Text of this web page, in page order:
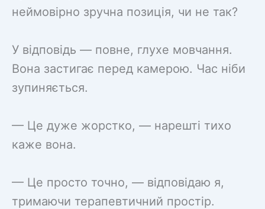
неймовірно зручна позиція, чи не так?
У відповідь — повне, глухе мовчання.
Вона застигає перед камерою. Час ніби
зупиняється.
— Це дуже жорстко, — нарешті тихо
каже вона.
— Це просто точно, — відповідаю я,
тримаючи терапевтичний простір.